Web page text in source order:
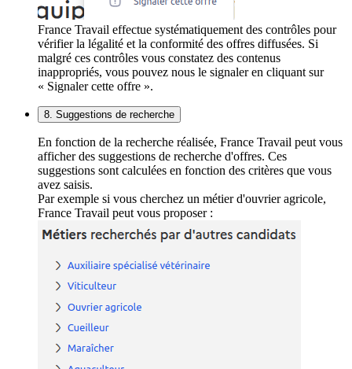
France Travail effectue systématiquement des contrôles pour
vérifier la légalité et la conformité des offres diffusées. Si
malgré ces contrôles vous constatez des contenus
inappropriés, vous pouvez nous le signaler en cliquant sur
« Signaler cette offre ».
8. Suggestions de recherche
En fonction de la recherche réalisée, France Travail peut vous
afficher des suggestions de recherche d'offres. Ces
suggestions sont calculées en fonction des critères que vous
avez saisis.
Par exemple si vous cherchez un métier d'ouvrier agricole,
France Travail peut vous proposer :